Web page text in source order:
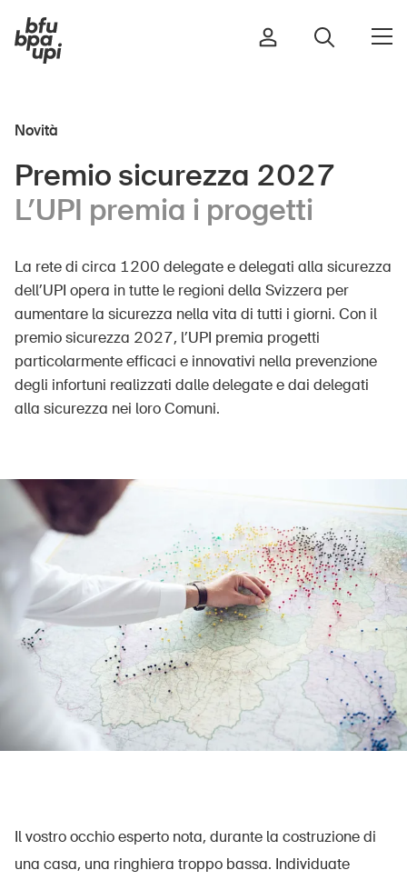
Sport e attività fisica
Casa e giardino
Bambini
Anziani
Scuola
Imprese
UPI – chi siamo
Media
Politica
Sinus Plus
Campagne
Posti vacanti
Ordinare & scaricare materiali
Approfondimenti giuridici
Novità
Premio sicurezza 2027
L’UPI premia i progetti
La rete di circa 1200 delegate e delegati alla sicurezza
dell’UPI opera in tutte le regioni della Svizzera per
aumentare la sicurezza nella vita di tutti i giorni. Con il
premio sicurezza 2027, l’UPI premia progetti
particolarmente efficaci e innovativi nella prevenzione
degli infortuni realizzati dalle delegate e dai delegati
alla sicurezza nei loro Comuni.
Il vostro occhio esperto nota, durante la costruzione di
una casa, una ringhiera troppo bassa. Individuate